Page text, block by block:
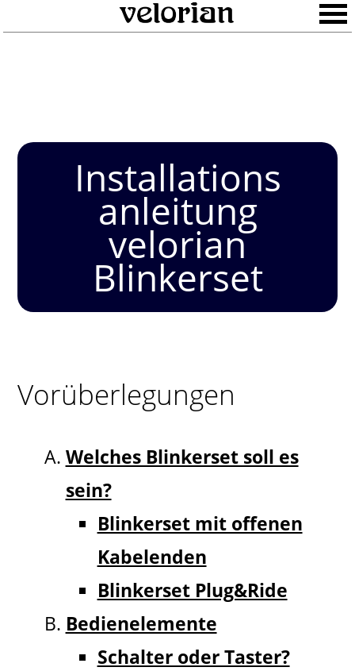
Installations
anleitung
velorian
Blinkerset
Vorüberlegungen
Welches Blinkerset soll es
sein?
Blinkerset mit offenen
Kabelenden
Blinkerset Plug&Ride
Bedienelemente
Schalter oder Taster?